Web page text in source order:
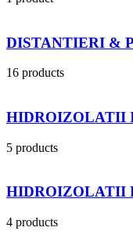
DISTANTIERI &
16 products
HIDROIZOLATII
5 products
HIDROIZOLATII
4 products